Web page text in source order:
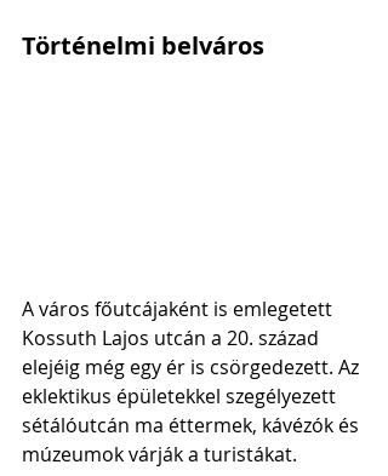
Történelmi belváros
A város főutcájaként is emlegetett
Kossuth Lajos utcán a 20. század
elejéig még egy ér is csörgedezett. Az
eklektikus épületekkel szegélyezett
sétálóutcán ma éttermek, kávézók és
múzeumok várják a turistákat.